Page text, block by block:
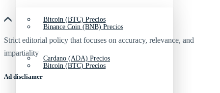
Bitcoin (BTC) Precios
Cardano (ADA) Precios
Binance Coin (BNB) Precios
Bitcoin (BTC) Precios
Strict editorial policy that focuses on accuracy, relevance, and
impartiality
Ad discliamer